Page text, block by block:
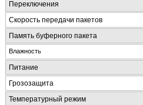
Переключения
Скорость передачи пакетов
Память буферного пакета
Влажность
Питание
Грозозащита
Температурный режим